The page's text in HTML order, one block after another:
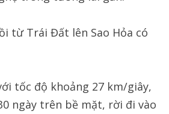
từ Trái Đất lên Sao Hỏa có
tốc độ khoảng 27 km/giây,
ngày trên bề mặt, rời đi vào